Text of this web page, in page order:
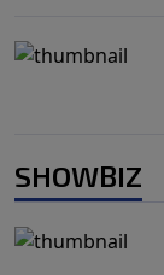
SHOWBIZ